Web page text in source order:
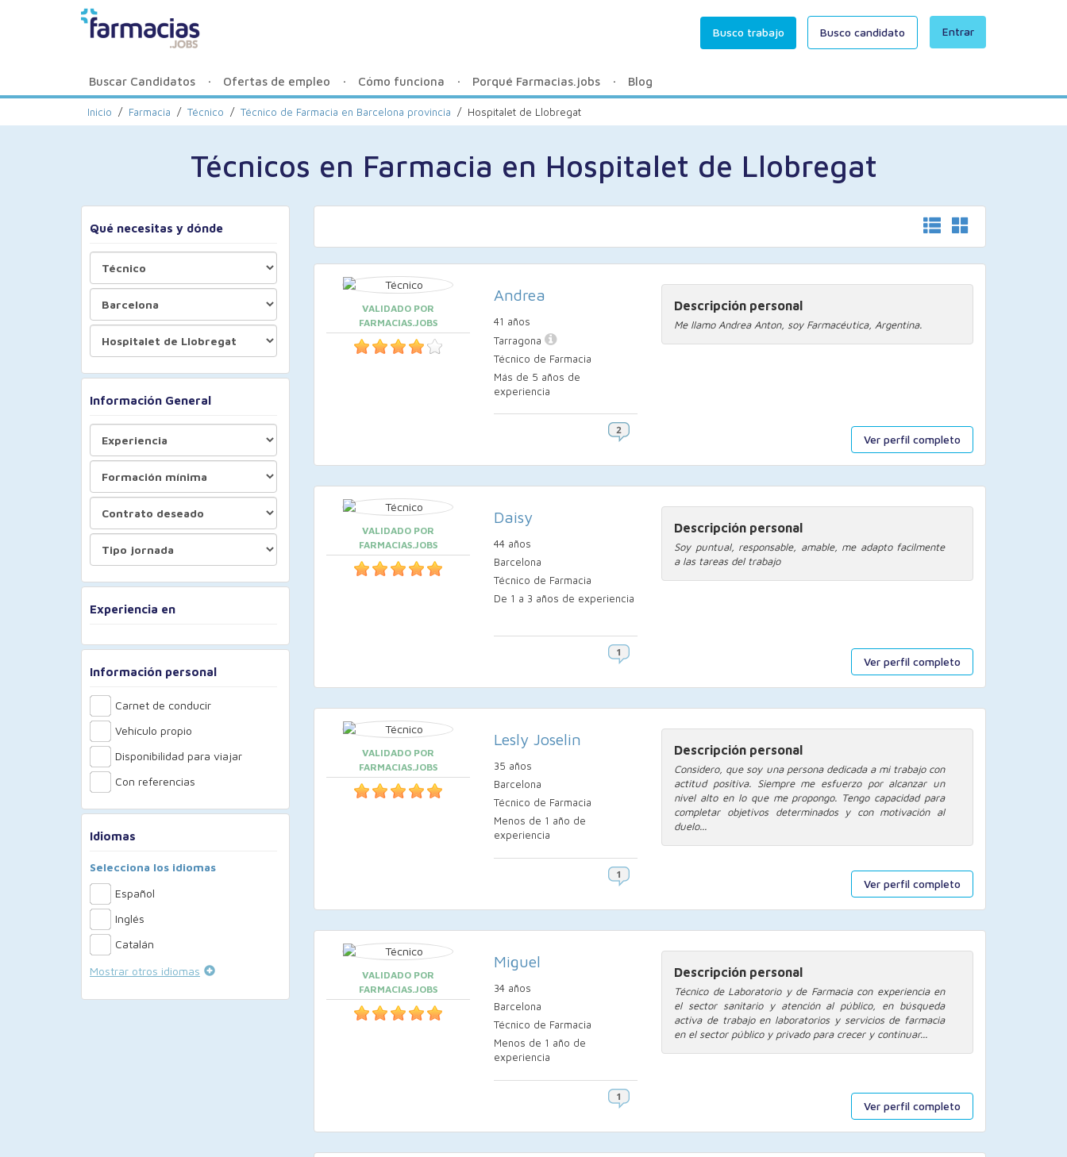
Entrar
Busco trabajo Busco candidato
Buscar Candidatos Ofertas de empleo Cómo funciona Porqué Farmacias.jobs Blog
Inicio / Farmacia / Técnico / Técnico de Farmacia en Barcelona provincia / Hospitalet de Llobregat
Técnicos en Farmacia en Hospitalet de Llobregat
Qué necesitas y dónde
Información General
Experiencia en
Información personal
Carnet de conducir
Vehículo propio
Disponibilidad para viajar
Con referencias
Idiomas
Selecciona los idiomas
Español
Inglés
Catalán
Mostrar otros idiomas
Ver perfil completo
VALIDADO POR
FARMACIAS.JOBS
Andrea
41 años
Tarragona
Técnico de Farmacia
Más de 5 años de
experiencia
Descripción personal
Me llamo Andrea Anton, soy Farmacéutica, Argentina.
Ver perfil completo
VALIDADO POR
FARMACIAS.JOBS
Daisy
44 años
Barcelona
Técnico de Farmacia
De 1 a 3 años de experiencia
Descripción personal
Soy puntual, responsable, amable, me adapto facilmente
a las tareas del trabajo
Ver perfil completo
VALIDADO POR
FARMACIAS.JOBS
Lesly Joselin
35 años
Barcelona
Técnico de Farmacia
Menos de 1 año de
experiencia
Descripción personal
Considero, que soy una persona dedicada a mi trabajo con
actitud positiva. Siempre me esfuerzo por alcanzar un
nivel alto en lo que me propongo. Tengo capacidad para
completar objetivos determinados y con motivación al
duelo...
Ver perfil completo
VALIDADO POR
FARMACIAS.JOBS
Miguel
34 años
Barcelona
Técnico de Farmacia
Menos de 1 año de
experiencia
Descripción personal
Técnico de Laboratorio y de Farmacia con experiencia en
el sector sanitario y atención al público, en búsqueda
activa de trabajo en laboratorios y servicios de farmacia
en el sector público y privado para crecer y continuar...